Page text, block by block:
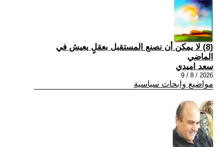
(8) لا يمكن أن نصنع المستقبل بعقلٍ يعيش في
الماضي
سعد اميدي
2026 / 8 / 9
مواضيع وابحاث سياسية